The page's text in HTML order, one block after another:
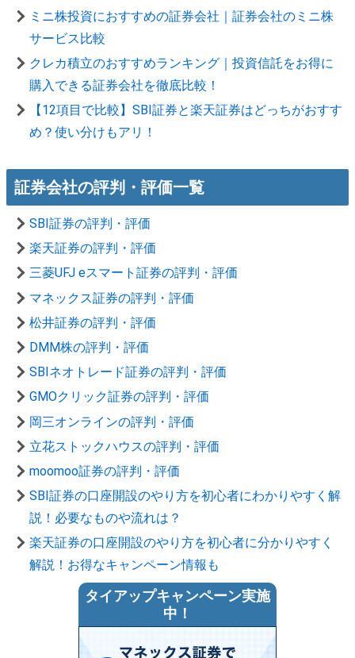
ミニ株投資におすすめの証券会社｜証券会社のミニ株
サービス比較
クレカ積立のおすすめランキング｜投資信託をお得に
購入できる証券会社を徹底比較！
【12項目で比較】SBI証券と楽天証券はどっちがおすす
め？使い分けもアリ！
証券会社の評判・評価一覧
SBI証券の評判・評価
楽天証券の評判・評価
三菱UFJ eスマート証券の評判・評価
マネックス証券の評判・評価
松井証券の評判・評価
DMM株の評判・評価
SBIネオトレード証券の評判・評価
GMOクリック証券の評判・評価
岡三オンラインの評判・評価
立花ストックハウスの評判・評価
moomoo証券の評判・評価
SBI証券の口座開設のやり方を初心者にわかりやすく解
説！必要なものや流れは？
楽天証券の口座開設のやり方を初心者に分かりやすく
解説！お得なキャンペーン情報も
タイアップキャンペーン実施
中！